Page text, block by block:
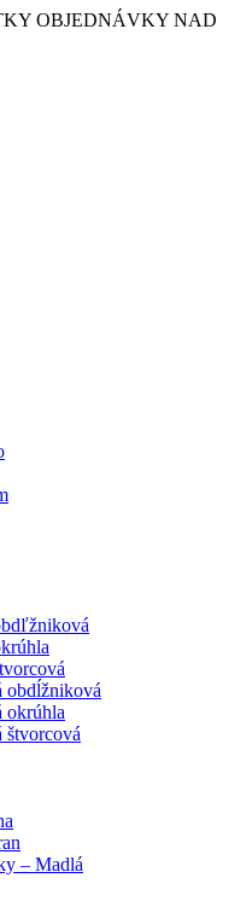
OBJEDNÁVKY NAD
obdĺžniková
okrúhla
štvorcová
– Madlá